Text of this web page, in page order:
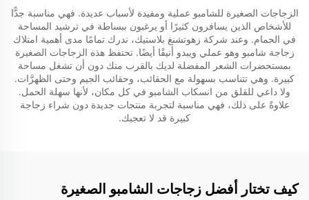
الزجاجات الصغيرة للشامبو عملية ومفيدة لأسباب عديدة. فهي مناسبة جدًّا
للأشخاص الذين يسافرون كثيرًا أو يرغبون ببساطة في ترشيد المساحة
في الحمام. وعند شركة زهوتشنغ بلاستيك، ندرك تمامًا مدى أهمية امتلاك
زجاجة شامبو وهو عملي ويبدو أنيقًا أيضًا. تحتفظ هذه الزجاجات الصغيرة
بمستحضرات الشعر المفضلة لديك بالقرب منك دون أن تشغل مساحة
كبيرة. وهي تتناسب بسهولة مع الحقائب، وحقائب الجيم وحتى الظهرَّات.
ولا داعي للقلق من انسكاب الشامبو في كل مكان، لأنها سهلة الحمل.
علاوةً على ذلك، فهي مناسبة لتجربة منتجات جديدة دون شراء زجاجة
كبيرة قد لا تعجبك.
كيف تختار أفضل زجاجات الشامبو الصغيرة